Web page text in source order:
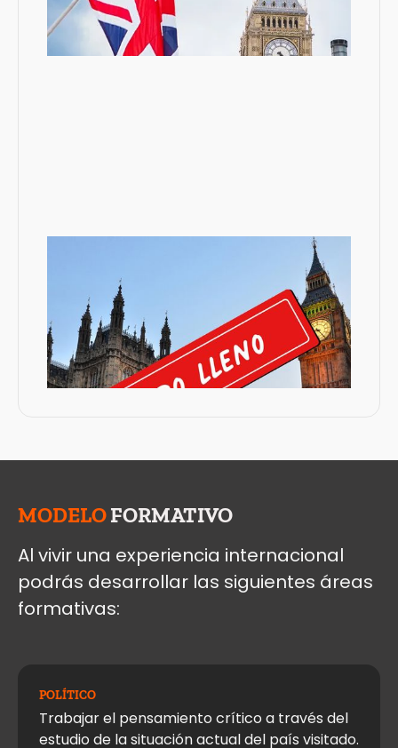
MODELOFORMATIVO
Al vivir una experiencia internacional
podrás desarrollar las siguientes áreas
formativas:
POLÍTICO
Trabajar el pensamiento crítico a través del
estudio de la situación actual del país visitado.